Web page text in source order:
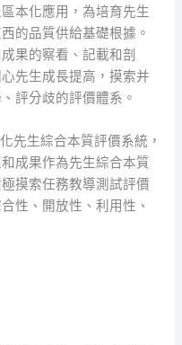
本化應用，為培育先生
的品質供給基礎根據。
果的察看、記載和剖
先生成長提高，摸索并
評分歧的評價體系。
生綜合本質評價系統，
成果作為先生綜合本質
摸索任務教導測試評價
性、開放性、利用性、